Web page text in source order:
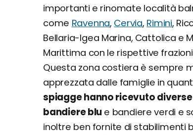
importanti e rinomate località
come Ravenna, Cervia, Rimini,
Bellaria-Igea Marina, Cattolica e
Marittima con le rispettive
Questa zona costiera è sempre
apprezzata dalle famiglie in
spiagge hanno ricevuto diverse
bandiere blu e bandiere verdi e
inoltre ben fornite di stabilimenti